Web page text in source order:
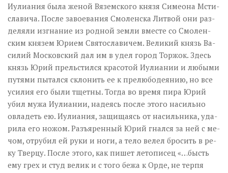
Иули­а­ния бы­ла же­ной Вя­зем­ско­го кня­зя Си­мео­на Мсти­
сла­ви­ча. По­сле за­во­е­ва­ния Смо­лен­ска Лит­вой они раз­
де­ля­ли из­гна­ние из род­ной зем­ли вме­сте со Смо­лен­
ским кня­зем Юри­ем Свя­то­сла­ви­чем. Ве­ли­кий князь Ва­
си­лий Мос­ков­ский дал им в удел го­род Тор­жок. Здесь
князь Юрий пре­льстил­ся кра­со­той Иули­а­нии и лю­бы­ми
пу­тя­ми пы­тал­ся скло­нить ее к пре­лю­бо­де­я­нию, но все
уси­лия его бы­ли тщет­ны. То­гда во вре­мя пи­ра Юрий
убил му­жа Иули­а­нии, на­де­ясь по­сле это­го на­силь­но
овла­деть ею. Иули­а­ния, за­щи­ща­ясь от на­силь­ни­ка, уда­
ри­ла его но­жом. Разъ­ярен­ный Юрий гнал­ся за ней с ме­
чом, от­ру­бил ей ру­ки и но­ги, а те­ло ве­лел бро­сить в ре­
ку Твер­цу. По­сле это­го, как пи­шет ле­то­пи­сец «…бысть
ему грех и студ ве­лик и с то­го бе­жа к Ор­де, не тер­пя